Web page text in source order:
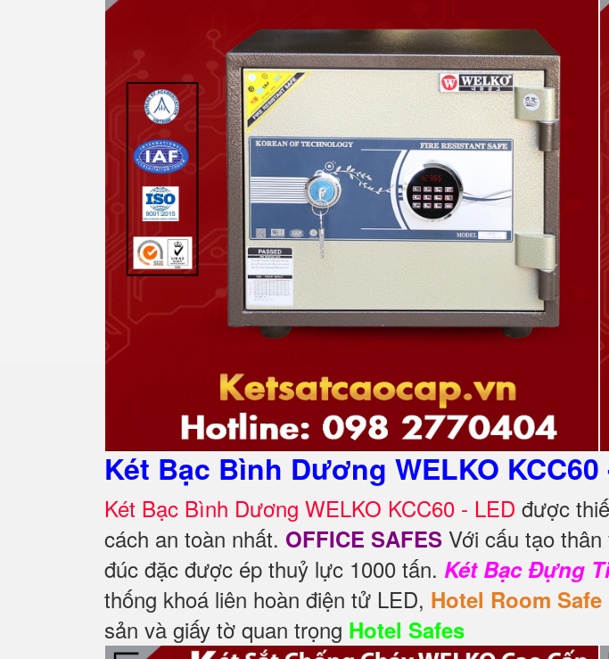
Két Bạc Bình Dương WELKO
Két Bạc Bình Dương WELKO KCC60 - LED được
cách an toàn nhất. OFFICE SAFES Với cấu tạo
đúc đặc được ép thuỷ lực 1000 tấn. Két Bạc Đựng
thống khoá liên hoàn điện tử LED, Hotel Room Safe
sản và giấy tờ quan trọng Hotel Safes